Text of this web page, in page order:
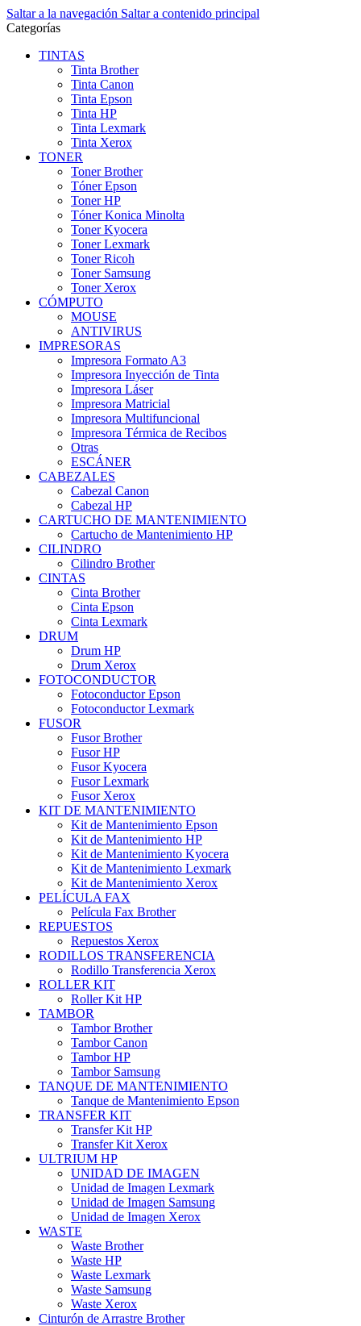
Saltar a la navegación Saltar a contenido principal
Categorías
TINTAS
Tinta Brother
Tinta Canon
Tinta Epson
Tinta HP
Tinta Lexmark
Tinta Xerox
TONER
Toner Brother
Tóner Epson
Toner HP
Tóner Konica Minolta
Toner Kyocera
Toner Lexmark
Toner Ricoh
Toner Samsung
Toner Xerox
CÓMPUTO
MOUSE
ANTIVIRUS
IMPRESORAS
Impresora Formato A3
Impresora Inyección de Tinta
Impresora Láser
Impresora Matricial
Impresora Multifuncional
Impresora Térmica de Recibos
Otras
ESCÁNER
CABEZALES
Cabezal Canon
Cabezal HP
CARTUCHO DE MANTENIMIENTO
Cartucho de Mantenimiento HP
CILINDRO
Cilindro Brother
CINTAS
Cinta Brother
Cinta Epson
Cinta Lexmark
DRUM
Drum HP
Drum Xerox
FOTOCONDUCTOR
Fotoconductor Epson
Fotoconductor Lexmark
FUSOR
Fusor Brother
Fusor HP
Fusor Kyocera
Fusor Lexmark
Fusor Xerox
KIT DE MANTENIMIENTO
Kit de Mantenimiento Epson
Kit de Mantenimiento HP
Kit de Mantenimiento Kyocera
Kit de Mantenimiento Lexmark
Kit de Mantenimiento Xerox
PELÍCULA FAX
Película Fax Brother
REPUESTOS
Repuestos Xerox
RODILLOS TRANSFERENCIA
Rodillo Transferencia Xerox
ROLLER KIT
Roller Kit HP
TAMBOR
Tambor Brother
Tambor Canon
Tambor HP
Tambor Samsung
TANQUE DE MANTENIMIENTO
Tanque de Mantenimiento Epson
TRANSFER KIT
Transfer Kit HP
Transfer Kit Xerox
ULTRIUM HP
UNIDAD DE IMAGEN
Unidad de Imagen Lexmark
Unidad de Imagen Samsung
Unidad de Imagen Xerox
WASTE
Waste Brother
Waste HP
Waste Lexmark
Waste Samsung
Waste Xerox
Cinturón de Arrastre Brother